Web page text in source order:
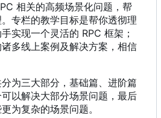
相关的高频场景化问题 ， 帮
专栏的教学目标是帮你透彻理
实现一个灵活的 RPC 框架；
多线上案例及解决方案，相信
为三大部分，基础篇、进阶篇
以解决大部分场景问题，最后
为复杂的场景问题。